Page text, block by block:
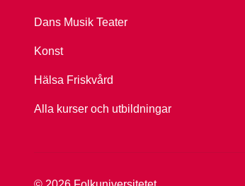
Dans Musik Teater
Konst
Hälsa Friskvård
Alla kurser och utbildningar